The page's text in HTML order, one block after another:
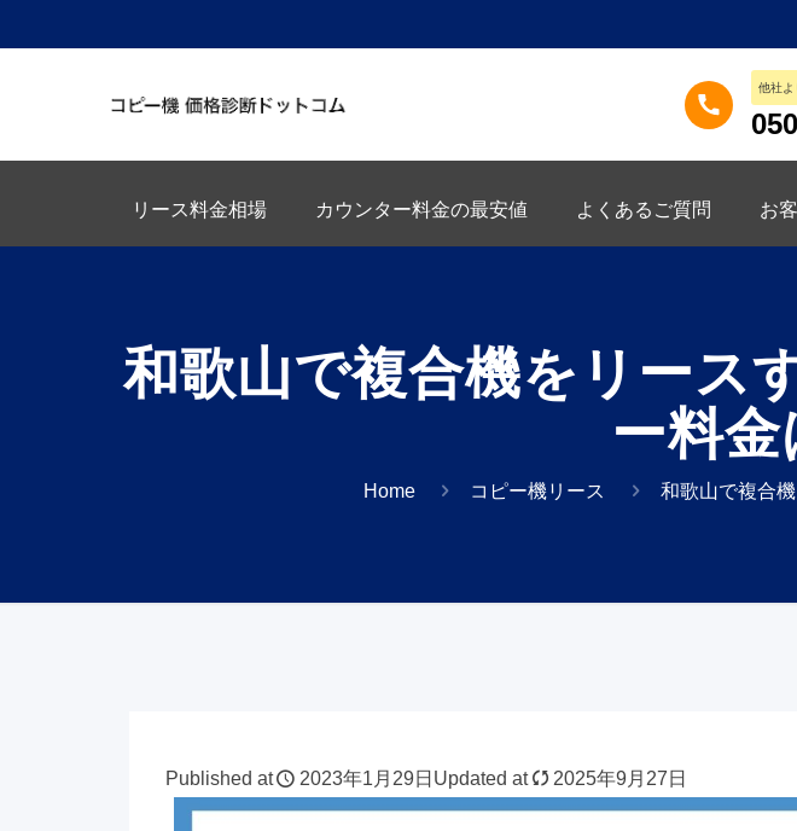
他社
リース料金相場 カウンター料金の最安値 よくあるご質問 お
和歌山で複合機をリース
ー料
Home コピー機リース 和歌山で複合
Published at 2023年1月29日 Updated at 2025年9月27日